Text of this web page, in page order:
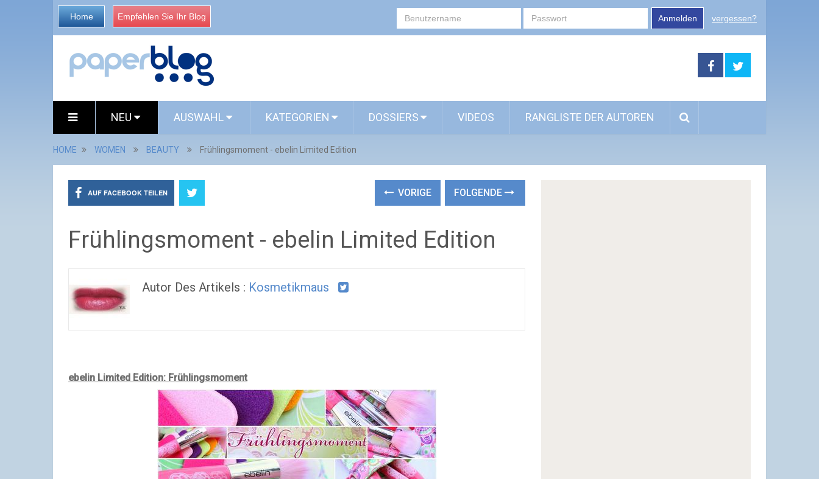
Home Empfehlen Sie Ihr Blog Anmelden vergessen?
NEU AUSWAHL KATEGORIEN DOSSIERS VIDEOS RANGLISTE DER AUTOREN
HOME WOMEN BEAUTY Frühlingsmoment - ebelin Limited Edition
AUF FACEBOOK TEILEN VORIGE FOLGENDE
Frühlingsmoment - ebelin Limited Edition
Autor Des Artikels : Kosmetikmaus
ebelin Limited Edition: Frühlingsmoment